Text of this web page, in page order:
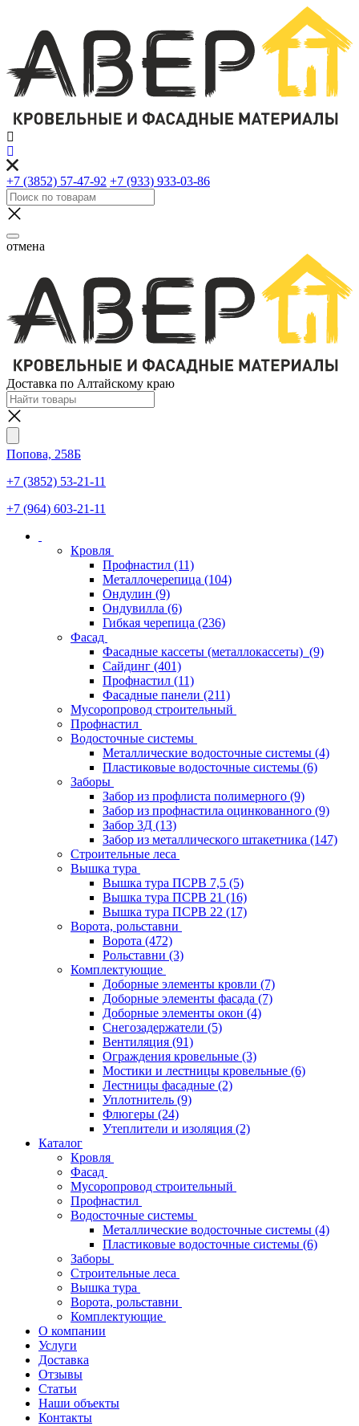
+7 (3852) 57-47-92 +7 (933) 933-03-86
отмена
Доставка по Алтайскому краю
Попова, 258Б
+7 (3852) 53-21-11
+7 (964) 603-21-11
Кровля
Профнастил (11)
Металлочерепица (104)
Ондулин (9)
Ондувилла (6)
Гибкая черепица (236)
Фасад
Фасадные кассеты (металлокассеты) (9)
Сайдинг (401)
Профнастил (11)
Фасадные панели (211)
Мусоропровод строительный
Профнастил
Водосточные системы
Металлические водосточные системы (4)
Пластиковые водосточные системы (6)
Заборы
Забор из профлиста полимерного (9)
Забор из профнастила оцинкованного (9)
Забор 3Д (13)
Забор из металлического штакетника (147)
Строительные леса
Вышка тура
Вышка тура ПСРВ 7,5 (5)
Вышка тура ПСРВ 21 (16)
Вышка тура ПСРВ 22 (17)
Ворота, рольставни
Ворота (472)
Рольставни (3)
Комплектующие
Доборные элементы кровли (7)
Доборные элементы фасада (7)
Доборные элементы окон (4)
Снегозадержатели (5)
Вентиляция (91)
Ограждения кровельные (3)
Мостики и лестницы кровельные (6)
Лестницы фасадные (2)
Уплотнитель (9)
Флюгеры (24)
Утеплители и изоляция (2)
Каталог
Кровля
Фасад
Мусоропровод строительный
Профнастил
Водосточные системы
Металлические водосточные системы (4)
Пластиковые водосточные системы (6)
Заборы
Строительные леса
Вышка тура
Ворота, рольставни
Комплектующие
О компании
Услуги
Доставка
Отзывы
Статьи
Наши объекты
Контакты